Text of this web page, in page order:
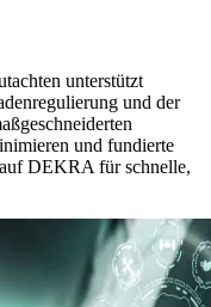
unterstützt
und der
und fundierte
DEKRA für schnelle,